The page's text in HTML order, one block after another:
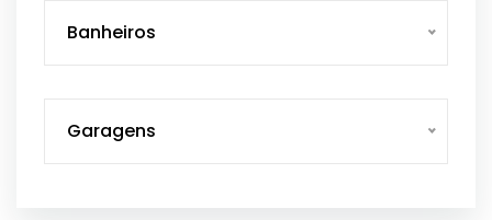
Banheiros
Garagens